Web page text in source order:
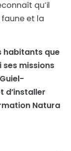
qu’il
et la
habitants que
missions
d’installer
Natura